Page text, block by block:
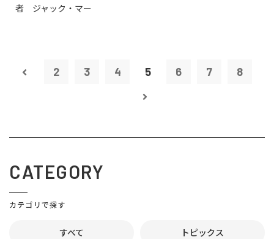
者 ジャック・マー
2 3 4 5 6 7 8
CATEGORY
カテゴリで探す
すべて トピックス